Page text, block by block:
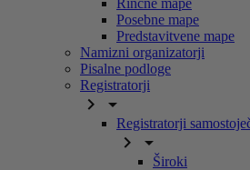
Rinčne mape
Posebne mape
Predstavitvene mape
Namizni organizatorji
Pisalne podloge
Registratorji
 
Registratorji
 
Široki